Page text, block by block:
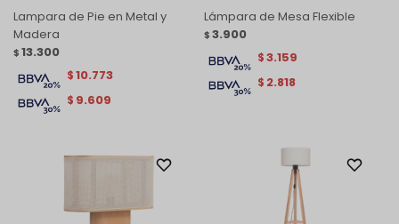
Lampara de Pie en Metal y
Madera
$ 13.300
$ 9.609
$10.773
Lámpara de Mesa Flexible
$ 3.900
$ 2.818
$3.159